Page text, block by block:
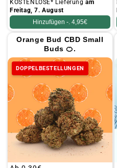
KOSTENLOSE* Lieferungam
Freitag, 7. August
Hinzufügen -. 4,95€
Orange Bud CBD Small
Buds 🍊.
DOPPELBESTELLUNGEN